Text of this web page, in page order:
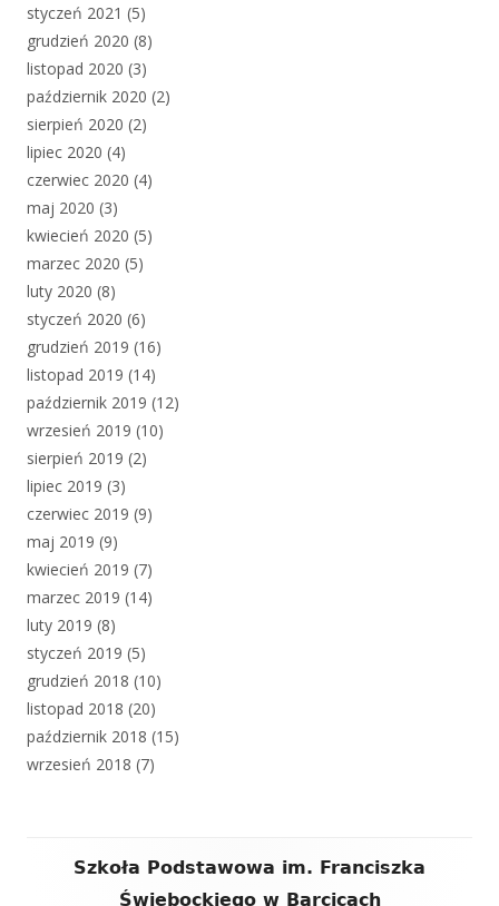
styczeń 2021 (5)
grudzień 2020 (8)
listopad 2020 (3)
październik 2020 (2)
sierpień 2020 (2)
lipiec 2020 (4)
czerwiec 2020 (4)
maj 2020 (3)
kwiecień 2020 (5)
marzec 2020 (5)
luty 2020 (8)
styczeń 2020 (6)
grudzień 2019 (16)
listopad 2019 (14)
październik 2019 (12)
wrzesień 2019 (10)
sierpień 2019 (2)
lipiec 2019 (3)
czerwiec 2019 (9)
maj 2019 (9)
kwiecień 2019 (7)
marzec 2019 (14)
luty 2019 (8)
styczeń 2019 (5)
grudzień 2018 (10)
listopad 2018 (20)
październik 2018 (15)
wrzesień 2018 (7)
Zawartość
Szkoła Podstawowa im. Franciszka
Świebockiego w Barcicach